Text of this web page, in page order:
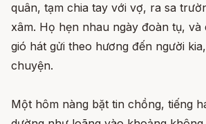
quân, tạm chia tay với vợ, ra sa
xâm. Họ hẹn nhau ngày đoàn tụ, và
gió hát gửi theo hương đến người
chuyện.
Một hôm nàng bặt tin chồng, tiếng